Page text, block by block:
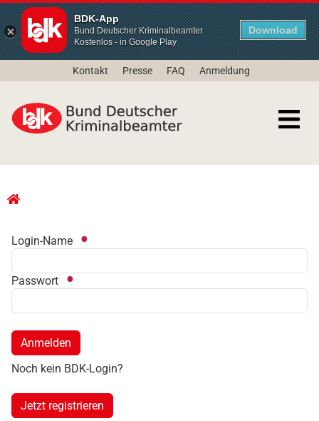
BDK-App
Bund Deutscher Kriminalbeamter
Kostenlos - in Google Play
Download
Kontakt Presse FAQ Anmeldung
Login-Name
Passwort
Anmelden
Noch kein BDK-Login?
Jetzt registrieren